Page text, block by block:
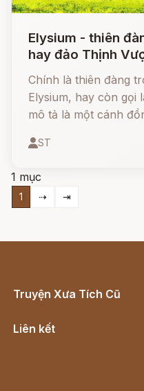
Elysium - thiên
hay đảo Thịnh
Chính là thiên đàng
Elysium, hay còn gọi
mô tả là một cánh
hoa thơm quả ngọt,
không còn sầu
sống hạnh phúc, may
ST
1 mục
1 ⇢ ⇥
Truyện Xưa Tích Cũ
Liên kết